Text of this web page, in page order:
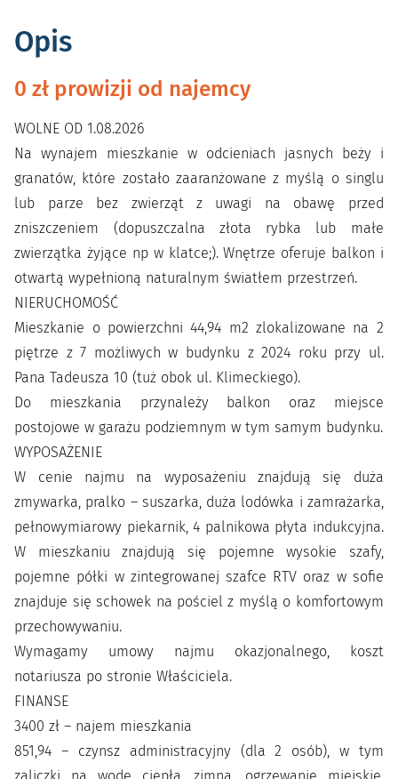
Opis
0 zł prowizji od najemcy
WOLNE OD 1.08.2026
Na wynajem mieszkanie w odcieniach jasnych beży i
granatów, które zostało zaaranżowane z myślą o singlu
lub parze bez zwierząt z uwagi na obawę przed
zniszczeniem (dopuszczalna złota rybka lub małe
zwierzątka żyjące np w klatce;). Wnętrze oferuje balkon i
otwartą wypełnioną naturalnym światłem przestrzeń.
NIERUCHOMOŚĆ
Mieszkanie o powierzchni 44,94 m2 zlokalizowane na 2
piętrze z 7 możliwych w budynku z 2024 roku przy ul.
Pana Tadeusza 10 (tuż obok ul. Klimeckiego).
Do mieszkania przynależy balkon oraz miejsce
postojowe w garażu podziemnym w tym samym budynku.
WYPOSAŻENIE
W cenie najmu na wyposażeniu znajdują się duża
zmywarka, pralko – suszarka, duża lodówka i zamrażarka,
pełnowymiarowy piekarnik, 4 palnikowa płyta indukcyjna.
W mieszkaniu znajdują się pojemne wysokie szafy,
pojemne półki w zintegrowanej szafce RTV oraz w sofie
znajduje się schowek na pościel z myślą o komfortowym
przechowywaniu.
Wymagamy umowy najmu okazjonalnego, koszt
notariusza po stronie Właściciela.
FINANSE
3400 zł – najem mieszkania
851,94 – czynsz administracyjny (dla 2 osób), w tym